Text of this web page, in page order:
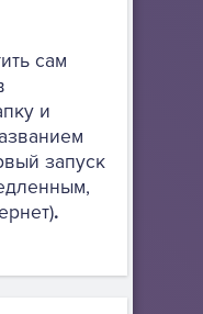
сам
и
запуск
.